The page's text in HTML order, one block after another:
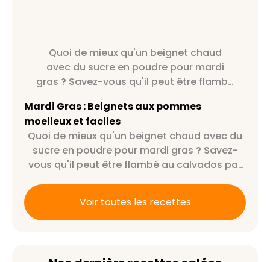
Quoi de mieux qu'un beignet chaud
avec du sucre en poudre pour mardi
gras ? Savez-vous qu'il peut être flambé
Mardi Gras : Beignets aux pommes
moelleux et faciles
Quoi de mieux qu'un beignet chaud avec du
sucre en poudre pour mardi gras ? Savez-
vous qu'il peut être flambé au calvados par
Voir toutes les recettes